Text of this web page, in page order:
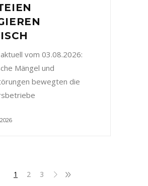
vom 03.08.2026:
Mängel und
bewegten die
1 2 3